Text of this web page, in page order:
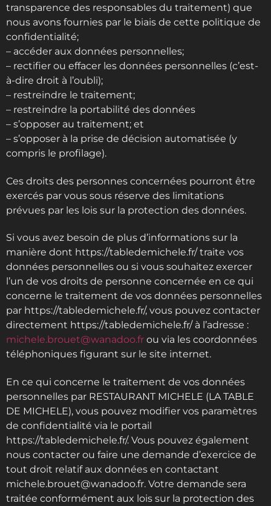
transparence des responsables du traitement) que
nous avons fournies par le biais de cette politique de
confidentialité;
– accéder aux données personnelles;
– rectifier ou effacer les données personnelles (c’est-
à-dire droit à l’oubli);
– restreindre le traitement;
– restreindre la portabilité des données
– s’opposer au traitement; et
– s’opposer à la prise de décision automatisée (y
compris le profilage).
Ces droits des personnes concernées pourront être
exercés par vous sous réserve des limitations
prévues par les lois sur la protection des données.
Si vous avez besoin de plus d’informations sur la
manière dont https://tabledemichele.fr/ traite vos
données personnelles ou si vous souhaitez exercer
l’un de vos droits de personne concernée en ce qui
concerne le traitement de vos données personnelles
par https://tabledemichele.fr/, vous pouvez contacter
directement https://tabledemichele.fr/ à l’adresse :
michele.brouet@wanadoo.fr ou via les coordonnées
téléphoniques figurant sur le site internet.
En ce qui concerne le traitement de vos données
personnelles par RESTAURANT MICHELE (LA TABLE
DE MICHELE), vous pouvez modifier vos paramètres
de confidentialité via le portail
https://tabledemichele.fr/. Vous pouvez également
nous contacter ou faire une demande d’exercice de
tout droit relatif aux données en contactant
michele.brouet@wanadoo.fr. Votre demande sera
traitée conformément aux lois sur la protection des